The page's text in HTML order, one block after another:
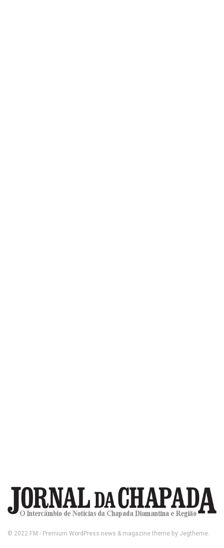
© 2022 FM - Premium WordPress news & magazine theme by Jegtheme.